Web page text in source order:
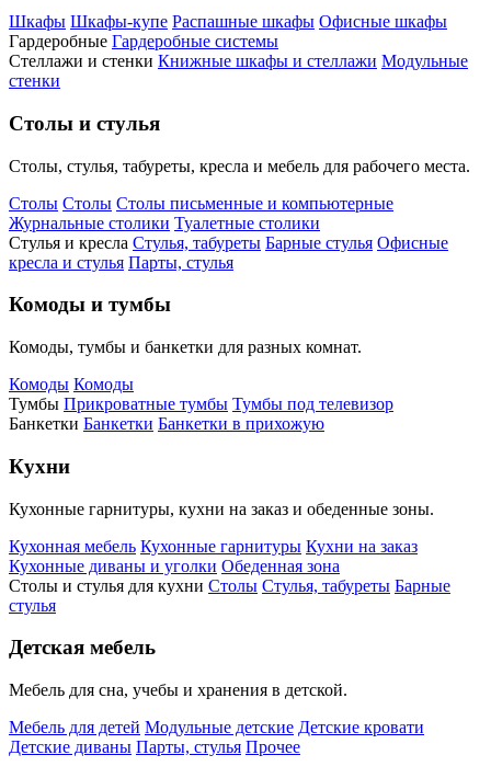
Шкафы Шкафы-купе Распашные шкафы Офисные шкафы
Гардеробные Гардеробные системы
Стеллажи и стенки Книжные шкафы и стеллажи Модульные
стенки
Столы и стулья
Столы, стулья, табуреты, кресла и мебель для рабочего места.
Столы Столы Столы письменные и компьютерные
Журнальные столики Туалетные столики
Стулья и кресла Стулья, табуреты Барные стулья Офисные
кресла и стулья Парты, стулья
Комоды и тумбы
Комоды, тумбы и банкетки для разных комнат.
Комоды Комоды
Тумбы Прикроватные тумбы Тумбы под телевизор
Банкетки Банкетки Банкетки в прихожую
Кухни
Кухонные гарнитуры, кухни на заказ и обеденные зоны.
Кухонная мебель Кухонные гарнитуры Кухни на заказ
Кухонные диваны и уголки Обеденная зона
Столы и стулья для кухни Столы Стулья, табуреты Барные
стулья
Детская мебель
Мебель для сна, учебы и хранения в детской.
Мебель для детей Модульные детские Детские кровати
Детские диваны Парты, стулья Прочее